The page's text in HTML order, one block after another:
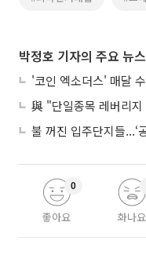
박정호 기자의 주요 뉴스
'코인 엑소더스' 매달
불 꺼진 입주단지들...‘
좋아요
0
화나요